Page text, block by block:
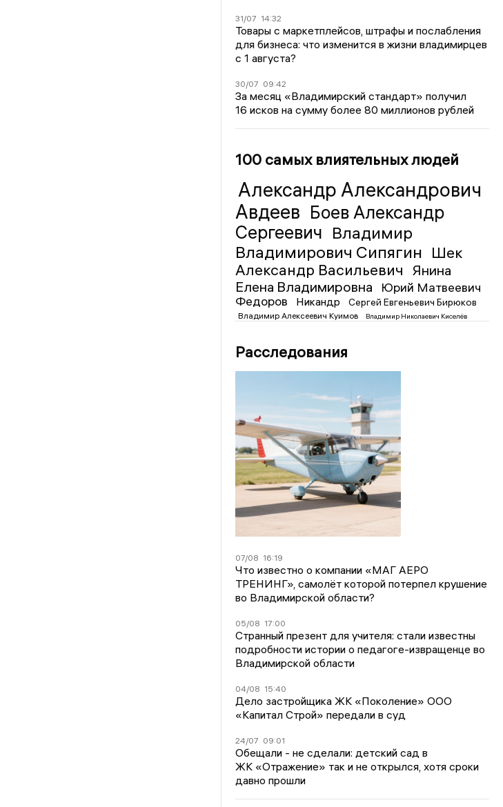
31/07 14:32
Товары с маркетплейсов, штрафы и послабления
для бизнеса: что изменится в жизни владимирцев
с 1 августа?
30/07 09:42
За месяц «Владимирский стандарт» получил
16 исков на сумму более 80 миллионов рублей
100 самых влиятельных людей
Александр Александрович
Авдеев Боев Александр
Сергеевич Владимир
Владимирович Сипягин Шек
Александр Васильевич
Янина
Елена Владимировна
Юрий Матвеевич
Федоров
Никандр Сергей Евгеньевич Бирюков
Владимир Алексеевич Куимов Владимир Николаевич Киселёв
Расследования
07/08 16:19
Что известно о компании «МАГ АЕРО
ТРЕНИНГ», самолёт которой потерпел крушение
во Владимирской области?
05/08 17:00
Странный презент для учителя: стали известны
подробности истории о педагоге-извращенце во
Владимирской области
04/08 15:40
Дело застройщика ЖК «Поколение» ООО
«Капитал Строй» передали в суд
24/07 09:01
Обещали - не сделали: детский сад в
ЖК «Отражение» так и не открылся, хотя сроки
давно прошли